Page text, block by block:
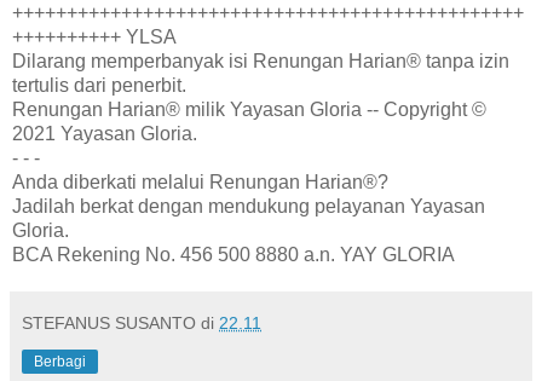
+++++++++++++++++++++++++++++++++++++++++++++++
++++++++++ YLSA
Dilarang memperbanyak isi Renungan Harian® tanpa izin
tertulis dari penerbit.
Renungan Harian® milik Yayasan Gloria -- Copyright ©
2021 Yayasan Gloria.
- - -
Anda diberkati melalui Renungan Harian®?
Jadilah berkat dengan mendukung pelayanan Yayasan
Gloria.
BCA Rekening No. 456 500 8880 a.n. YAY GLORIA
STEFANUS SUSANTO di 22.11
Berbagi